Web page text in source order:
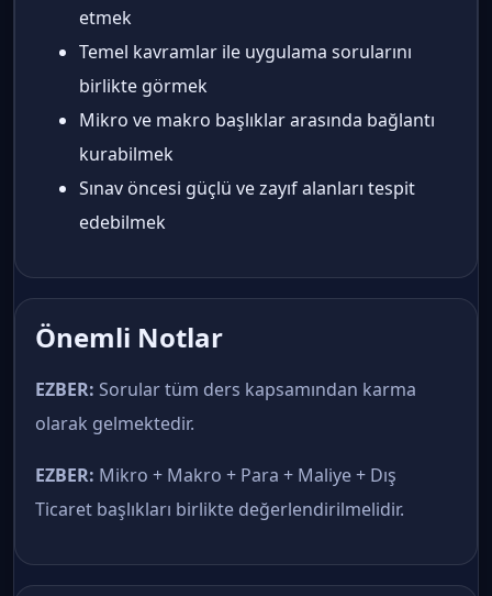
etmek
Temel kavramlar ile uygulama sorularını
birlikte görmek
Mikro ve makro başlıklar arasında bağlantı
kurabilmek
Sınav öncesi güçlü ve zayıf alanları tespit
edebilmek
Önemli Notlar
EZBER: Sorular tüm ders kapsamından karma
olarak gelmektedir.
EZBER: Mikro + Makro + Para + Maliye + Dış
Ticaret başlıkları birlikte değerlendirilmelidir.